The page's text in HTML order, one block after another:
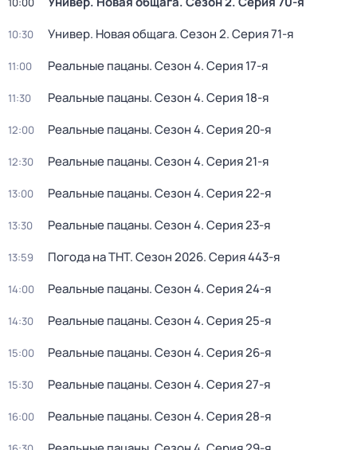
10:30 Универ. Новая общага. Сезон 2. Серия 71-я
11:00 Реальные пацаны. Сезон 4. Серия 17-я
11:30 Реальные пацаны. Сезон 4. Серия 18-я
12:00 Реальные пацаны. Сезон 4. Серия 20-я
12:30 Реальные пацаны. Сезон 4. Серия 21-я
13:00 Реальные пацаны. Сезон 4. Серия 22-я
13:30 Реальные пацаны. Сезон 4. Серия 23-я
13:59 Погода на ТНТ. Сезон 2026. Серия 443-я
14:00 Реальные пацаны. Сезон 4. Серия 24-я
14:30 Реальные пацаны. Сезон 4. Серия 25-я
15:00 Реальные пацаны. Сезон 4. Серия 26-я
15:30 Реальные пацаны. Сезон 4. Серия 27-я
16:00 Реальные пацаны. Сезон 4. Серия 28-я